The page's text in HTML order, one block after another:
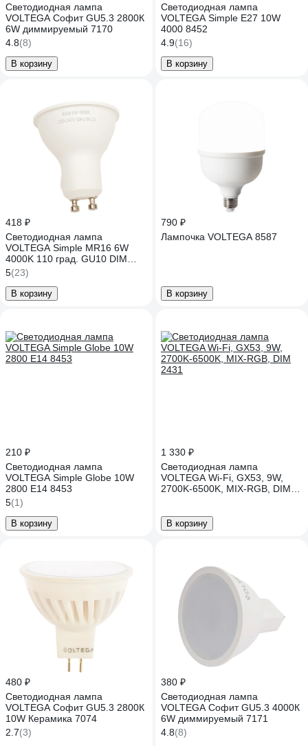
Светодиодная лампа
VOLTEGA Софит GU5.3 2800К
6W диммируемый 7170
4.8(8)
В корзину
Светодиодная лампа
VOLTEGA Simple E27 10W
4000 8452
4.9(16)
В корзину
418 ₽
Светодиодная лампа
VOLTEGA Simple MR16 6W
4000K 110 град. GU10 DIM
8458
5(23)
В корзину
790 ₽
Лампочка VOLTEGA 8587
В корзину
210 ₽
Светодиодная лампа
VOLTEGA Simple Globe 10W
2800 E14 8453
5(1)
В корзину
1 330 ₽
Светодиодная лампа
VOLTEGA Wi-Fi, GX53, 9W,
2700K-6500K, MIX-RGB, DIM
В корзину
480 ₽
Светодиодная лампа
VOLTEGA Софит GU5.3 2800К
10W Керамика 7074
2.7(3)
380 ₽
Светодиодная лампа
VOLTEGA Софит GU5.3 4000К
6W диммируемый 7171
4.8(8)